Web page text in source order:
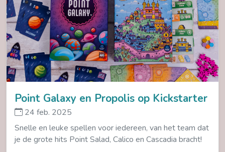
Point Galaxy en Propolis op Kickstarter
24 feb. 2025
Snelle en leuke spellen voor iedereen, van het team dat
je de grote hits Point Salad, Calico en Cascadia bracht!